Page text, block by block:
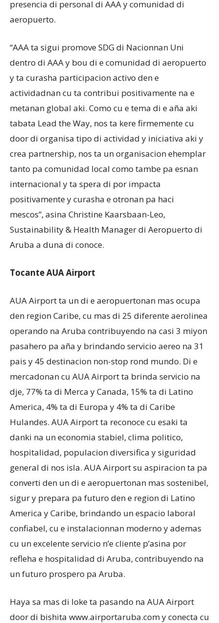
presencia di personal di AAA y comunidad di
aeropuerto.
“AAA ta sigui promove SDG di Nacionnan Uni
dentro di AAA y bou di e comunidad di aeropuerto
y ta curasha participacion activo den e
actividadnan cu ta contribui positivamente na e
metanan global aki. Como cu e tema di e aña aki
tabata Lead the Way, nos ta kere firmemente cu
door di organisa tipo di actividad y iniciativa aki y
crea partnership, nos ta un organisacion ehemplar
tanto pa comunidad local como tambe pa esnan
internacional y ta spera di por impacta
positivamente y curasha e otronan pa haci
mescos”, asina Christine Kaarsbaan-Leo,
Sustainability & Health Manager di Aeropuerto di
Aruba a duna di conoce.
Tocante AUA Airport
AUA Airport ta un di e aeropuertonan mas ocupa
den region Caribe, cu mas di 25 diferente aerolinea
operando na Aruba contribuyendo na casi 3 miyon
pasahero pa aña y brindando servicio aereo na 31
pais y 45 destinacion non-stop rond mundo. Di e
mercadonan cu AUA Airport ta brinda servicio na
dje, 77% ta di Merca y Canada, 15% ta di Latino
America, 4% ta di Europa y 4% ta di Caribe
Hulandes. AUA Airport ta reconoce cu esaki ta
danki na un economia stabiel, clima politico,
hospitalidad, populacion diversifica y siguridad
general di nos isla. AUA Airport su aspiracion ta pa
converti den un di e aeropuertonan mas sostenibel,
sigur y prepara pa futuro den e region di Latino
America y Caribe, brindando un espacio laboral
confiabel, cu e instalacionnan moderno y ademas
cu un excelente servicio n’e cliente p’asina por
refleha e hospitalidad di Aruba, contribuyendo na
un futuro prospero pa Aruba.
Haya sa mas di loke ta pasando na AUA Airport
door di bishita www.airportaruba.com y conecta cu